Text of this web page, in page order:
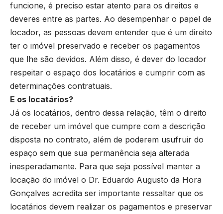
funcione, é preciso estar atento para os direitos e
deveres entre as partes. Ao desempenhar o papel de
locador, as pessoas devem entender que é um direito
ter o imóvel preservado e receber os pagamentos
que lhe são devidos. Além disso, é dever do locador
respeitar o espaço dos locatários e cumprir com as
determinações contratuais.
E os locatários?
Já os locatários, dentro dessa relação, têm o direito
de receber um imóvel que cumpre com a descrição
disposta no contrato, além de poderem usufruir do
espaço sem que sua permanência seja alterada
inesperadamente. Para que seja possível manter a
locação do imóvel o Dr. Eduardo Augusto da Hora
Gonçalves acredita ser importante ressaltar que os
locatários devem realizar os pagamentos e preservar